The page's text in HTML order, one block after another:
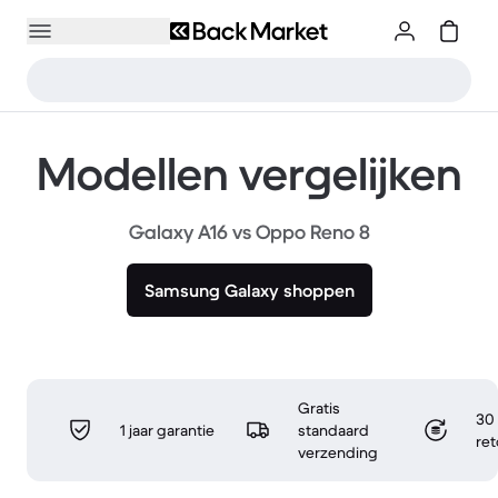
Modellen vergelijken
Galaxy A16 vs Oppo Reno 8
Samsung Galaxy shoppen
1 jaar garantie
Gratis
standaard
verzending
30